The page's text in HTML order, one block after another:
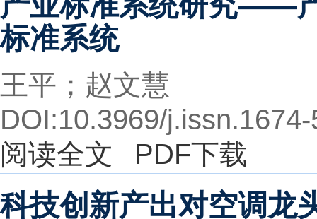
标准系统
王平；赵文慧
DOI:10.3969/
阅读全文
PDF下载
科技创新产出对空调龙